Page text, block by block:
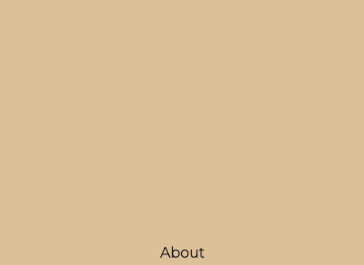
About